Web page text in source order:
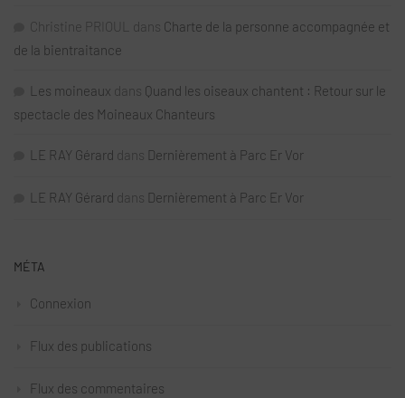
Christine PRIOUL dans Charte de la personne accompagnée et
de la bientraitance
Les moineaux dans Quand les oiseaux chantent : Retour sur le
spectacle des Moineaux Chanteurs
LE RAY Gérard dans Dernièrement à Parc Er Vor
LE RAY Gérard dans Dernièrement à Parc Er Vor
MÉTA
Connexion
Flux des publications
Flux des commentaires